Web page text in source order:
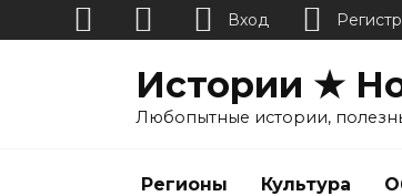
Истории ★
Любопытные истории,
Регионы Культура
Вход